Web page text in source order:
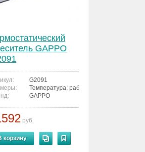
49
GAPPO
G2091
Температура: рабочая 38,
GAPPO
руб.
корзину